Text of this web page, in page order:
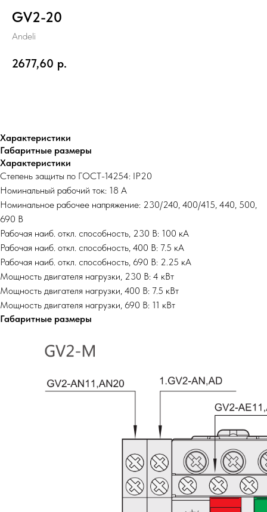
GV2-20
Andeli
2677,60 р.
Характеристики
Габаритные размеры
Характеристики
Степень защиты по ГОСТ-14254: IP20
Номинальный рабочий ток: 18 А
Номинальное рабочее напряжение: 230/240, 400/415, 440, 500,
690 В
Рабочая наиб. откл. способность, 230 В: 100 кА
Рабочая наиб. откл. способность, 400 В: 7.5 кА
Рабочая наиб. откл. способность, 690 В: 2.25 кА
Мощность двигателя нагрузки, 230 В: 4 кВт
Мощность двигателя нагрузки, 400 В: 7.5 кВт
Мощность двигателя нагрузки, 690 В: 11 кВт
Габаритные размеры